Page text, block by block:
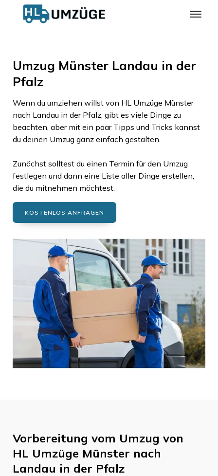
Umzug Münster Landau in der
Pfalz
Wenn du umziehen willst von HL Umzüge Münster
nach Landau in der Pfalz, gibt es viele Dinge zu
beachten, aber mit ein paar Tipps und Tricks kannst
du deinen Umzug ganz einfach gestalten.
Zunächst solltest du einen Termin für den Umzug
festlegen und dann eine Liste aller Dinge erstellen,
die du mitnehmen möchtest.
KOSTENLOS ANFRAGEN
Vorbereitung vom Umzug von
HL Umzüge Münster nach
Landau in der Pfalz